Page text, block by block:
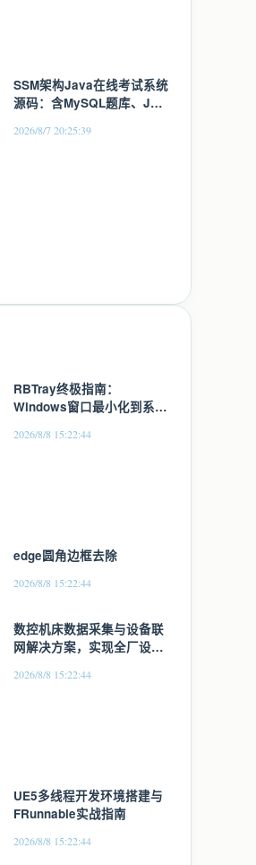
SSM架构Java在线考试系统
源码：含MySQL题库、JSP
2026/8/7 20:25:39
RBTray终极指南：
Windows窗口最小化到系统
2026/8/8 15:22:44
edge圆角边框去除
2026/8/8 15:22:44
数控机床数据采集与设备联
网解决方案，实现全厂设备
2026/8/8 15:22:44
UE5多线程开发环境搭建与
FRunnable实战指南
2026/8/8 15:22:44